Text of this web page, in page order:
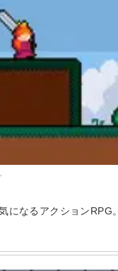
になるアクションRPG。